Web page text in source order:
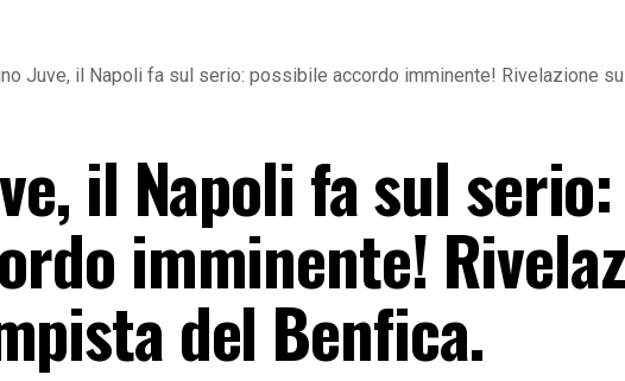
Juve, il Napoli fa sul serio: possibile accordo imminente! Rivelazione
il Napoli fa sul serio:
imminente!
del Benfica.